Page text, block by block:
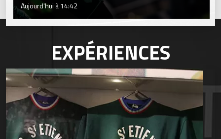
Aujourd'hui à 14:42
EXPÉRIENCES